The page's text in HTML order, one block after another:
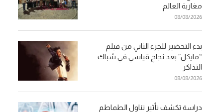
مغاربة العالم
08/08/2026
بدء التحضير للجزء الثاني من فيلم
“مايكل” بعد نجاح قياسي في شباك
التذاكر
08/08/2026
دراسة تكشف تأثير تناول الطماطم